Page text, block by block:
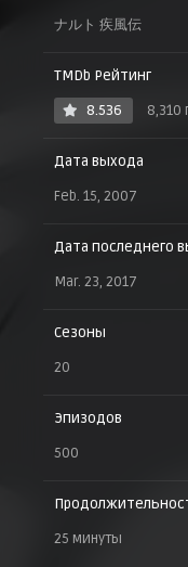
ナルト 疾風伝
TMDb Рейтинг
8.536
8,310
Дата выхода
Feb. 15, 2007
Дата последнего
Mar. 23, 2017
Сезоны
20
Эпизодов
500
25 минуты